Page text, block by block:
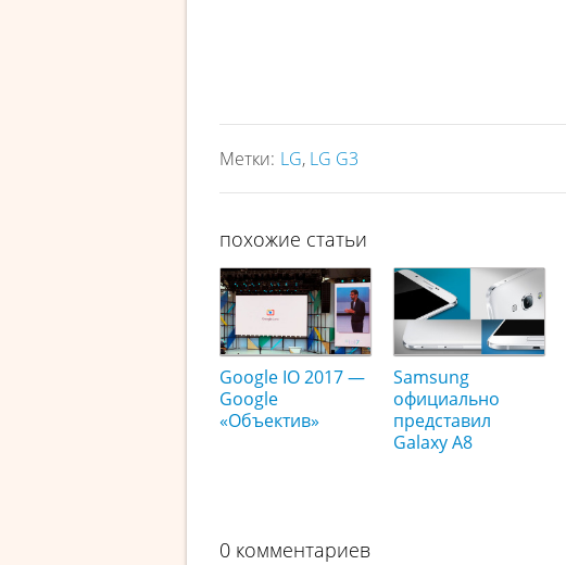
Метки: LG, LG G3
похожие статьи
Google IO 2017 —
Google
«Объектив»
Samsung
официально
представил
Galaxy A8
0 комментариев